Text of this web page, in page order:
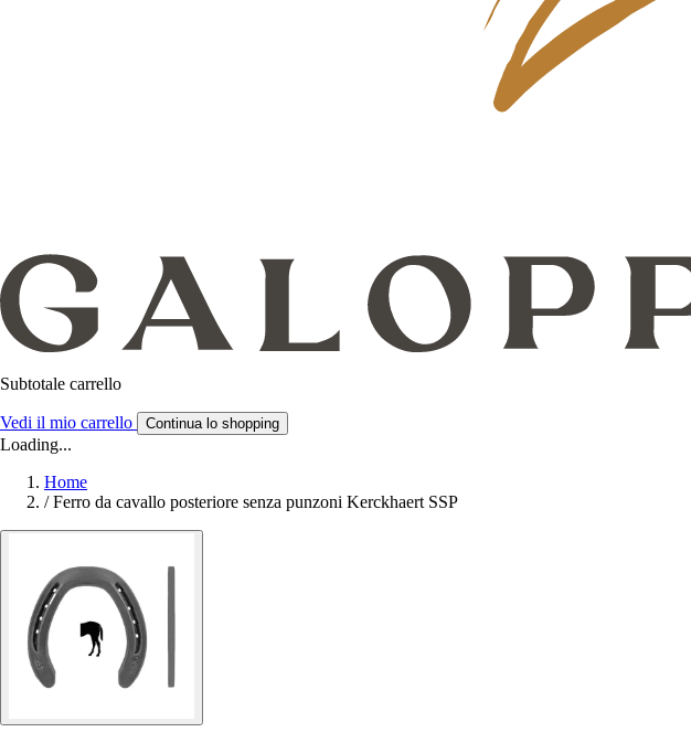
Subtotale carrello
Vedi il mio carrello Continua lo shopping
Loading...
Home
/ Ferro da cavallo posteriore senza punzoni Kerckhaert SSP